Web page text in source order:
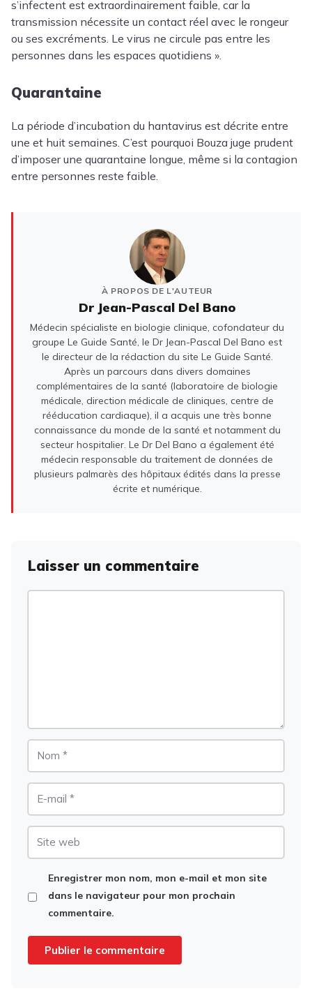
s’infectent est extraordinairement faible, car la
transmission nécessite un contact réel avec le rongeur
ou ses excréments. Le virus ne circule pas entre les
personnes dans les espaces quotidiens ».
Quarantaine
La période d’incubation du hantavirus est décrite entre
une et huit semaines. C’est pourquoi Bouza juge prudent
d’imposer une quarantaine longue, même si la contagion
entre personnes reste faible.
À PROPOS DE L'AUTEUR
Dr Jean-Pascal Del Bano
Médecin spécialiste en biologie clinique, cofondateur du
groupe Le Guide Santé, le Dr Jean-Pascal Del Bano est
le directeur de la rédaction du site Le Guide Santé.
Après un parcours dans divers domaines
complémentaires de la santé (laboratoire de biologie
médicale, direction médicale de cliniques, centre de
rééducation cardiaque), il a acquis une très bonne
connaissance du monde de la santé et notamment du
secteur hospitalier. Le Dr Del Bano a également été
médecin responsable du traitement de données de
plusieurs palmarès des hôpitaux édités dans la presse
écrite et numérique.
Laisser un commentaire
Enregistrer mon nom, mon e-mail et mon site
dans le navigateur pour mon prochain
commentaire.